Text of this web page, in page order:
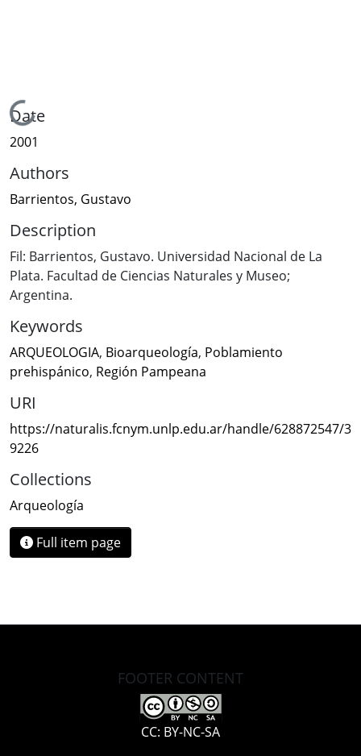
Loading...
Date
2001
Authors
Barrientos, Gustavo
Description
Fil: Barrientos, Gustavo. Universidad Nacional de La
Plata. Facultad de Ciencias Naturales y Museo;
Argentina.
Keywords
ARQUEOLOGIA, Bioarqueología, Poblamiento
prehispánico, Región Pampeana
URI
https://naturalis.fcnym.unlp.edu.ar/handle/628872547/3
9226
Collections
Arqueología
Full item page
FOOTER CONTENT
CC: BY-NC-SA